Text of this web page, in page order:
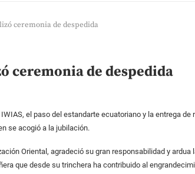
ceremonia de despedida
ceremonia de despedida
el paso del estandarte ecuatoriano y la entrega
se acogió a la jubilación.
Oriental, agradeció su gran responsabilidad y ardua
que desde su trinchera ha contribuido al